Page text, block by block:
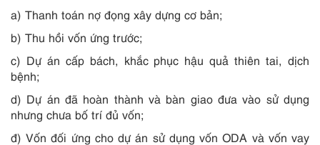
a) Thanh toán nợ đọng xây dựng cơ bản;
b) Thu hồi vốn ứng trước;
c) Dự án cấp bách, khắc phục hậu quả thiên tai, dịch
bệnh;
d) Dự án đã hoàn thành và bàn giao đưa vào sử dụng
nhưng chưa bố trí đủ vốn;
đ) Vốn đối ứng cho dự án sử dụng vốn ODA và vốn vay